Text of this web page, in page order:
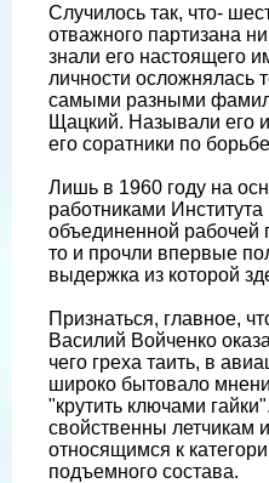
Случилось так, что-
отважного партизана
знали его настоящего
личности осложнялась
самыми разными
Щацкий. Называли его
его соратники по
Лишь в 1960 году на
работниками
объединенной рабочей
то и прочли впервые
выдержка из которой
Признаться, главное,
Василий Войченко
чего греха таить, в
широко бытовало
"крутить ключами
свойственны летчикам
относящимся к
подъемного состава.